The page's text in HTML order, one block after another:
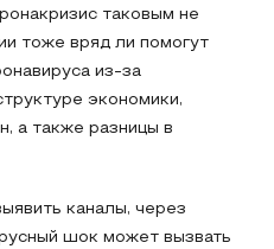
таковым не
тоже вряд ли помогут
из-за
экономики,
а также разницы в
каналы, через
шок может вызвать